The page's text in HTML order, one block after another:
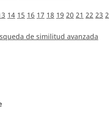
14 15 16 17 18 19 20 21 22 23
de similitud avanzada